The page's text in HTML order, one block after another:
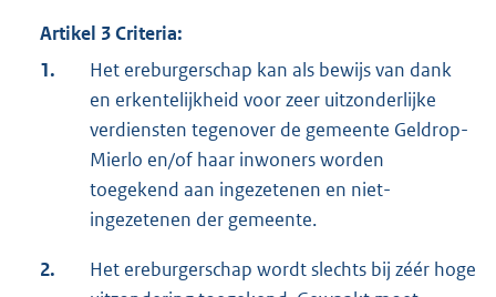
Artikel 3 Criteria:
1.
Het ereburgerschap kan als bewijs van dank
en erkentelijkheid voor zeer uitzonderlijke
verdiensten tegenover de gemeente Geldrop-
Mierlo en/of haar inwoners worden
toegekend aan ingezetenen en niet-
ingezetenen der gemeente.
2.
Het ereburgerschap wordt slechts bij zéér hoge